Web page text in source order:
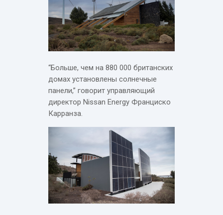
“Больше, чем на 880 000 британских
домах установлены солнечные
панели,” говорит управляющий
директор Nissan Energy Франциско
Карранза.